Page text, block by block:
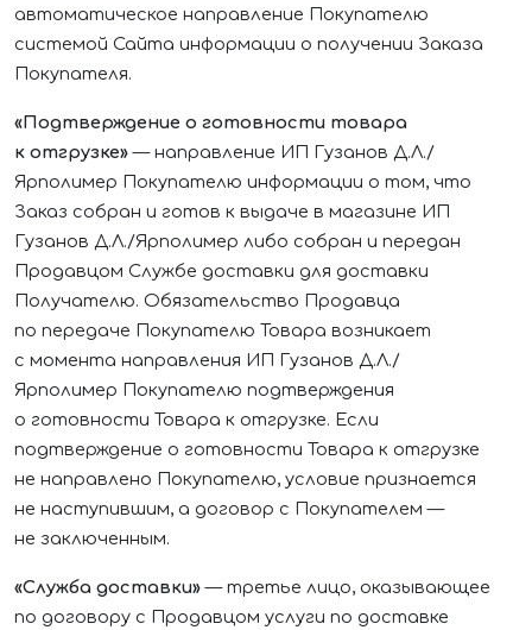
автоматическое направление Покупателю
системой Сайта информации о получении Заказа
Покупателя.
«Подтверждение о готовности товара
к отгрузке»— направление ИП Гузанов Д.Л./
Ярполимер Покупателю информации о том, что
Заказ собран и готов к выдаче в магазине ИП
Гузанов Д.Л./Ярполимер либо собран и передан
Продавцом Службе доставки для доставки
Получателю. Обязательство Продавца
по передаче Покупателю Товара возникает
с момента направления ИП Гузанов Д.Л./
Ярполимер Покупателю подтверждения
о готовности Товара к отгрузке. Если
подтверждение о готовности Товара к отгрузке
не направлено Покупателю, условие признается
не наступившим, а договор с Покупателем —
не заключенным.
«Служба доставки»— третье лицо, оказывающее
по договору с Продавцом услуги по доставке